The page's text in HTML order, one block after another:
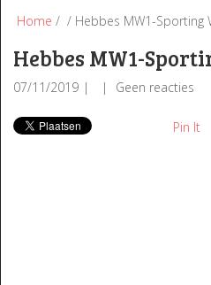
Home / / Hebbes MW1-Sporting
Hebbes MW1-
07/11/2019 Geen reacties
Pin It